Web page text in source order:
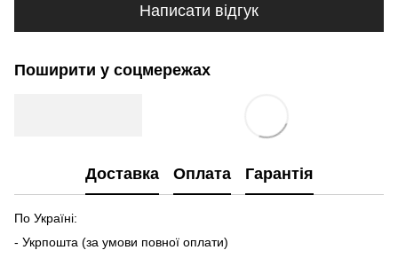
Написати відгук
Поширити у соцмережах
Доставка Оплата Гарантія
По Україні:
- Укрпошта (за умови повної оплати)